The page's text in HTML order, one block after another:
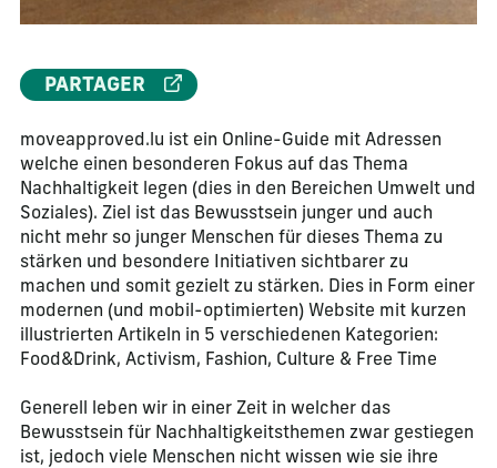
moveapproved.lu ist ein Online-Guide mit Adressen
welche einen besonderen Fokus auf das Thema
Nachhaltigkeit legen (dies in den Bereichen Umwelt und
Soziales). Ziel ist das Bewusstsein junger und auch
nicht mehr so junger Menschen für dieses Thema zu
stärken und besondere Initiativen sichtbarer zu
machen und somit gezielt zu stärken. Dies in Form einer
modernen (und mobil-optimierten) Website mit kurzen
illustrierten Artikeln in 5 verschiedenen Kategorien:
Food&Drink, Activism, Fashion, Culture & Free Time
Generell leben wir in einer Zeit in welcher das
Bewusstsein für Nachhaltigkeitsthemen zwar gestiegen
ist, jedoch viele Menschen nicht wissen wie sie ihre
PARTAGER